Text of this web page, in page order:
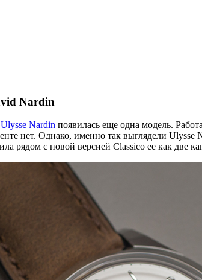
Nardin
Ulysse Nardin появилась еще одна модель.
нет. Однако, именно так выглядели
рядом с новой версией Classico ее как две